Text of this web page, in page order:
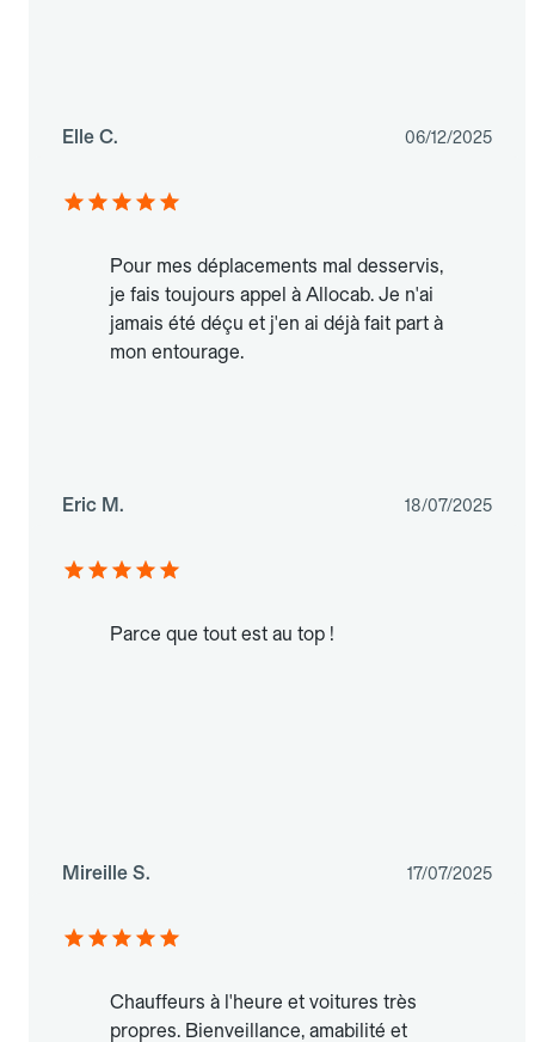
Elle C. 06/12/2025
Pour mes déplacements mal desservis,
je fais toujours appel à Allocab. Je n'ai
jamais été déçu et j'en ai déjà fait part à
mon entourage.
Eric M. 18/07/2025
Parce que tout est au top !
Mireille S. 17/07/2025
Chauffeurs à l'heure et voitures très
propres. Bienveillance, amabilité et